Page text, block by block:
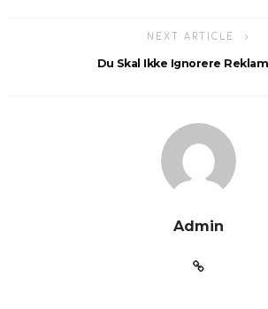
NEXT ARTICLE
Du Skal Ikke Ignorere
Admin